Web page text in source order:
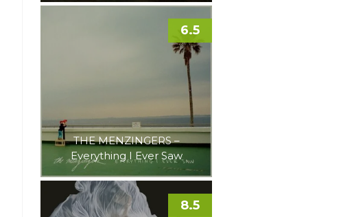
THE MENZINGERS –
Everything I Ever Saw
6.5
8.5